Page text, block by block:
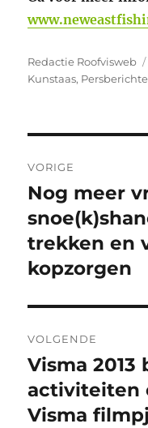
Auteur
Redactie Roofvisweb
Kunstaas,
navigatie
VORIGE
Vorig
bericht:
Nog meer
trekken en
kopzorgen
VOLGENDE
Volgend
bericht:
Visma 2013
activiteiten
Visma